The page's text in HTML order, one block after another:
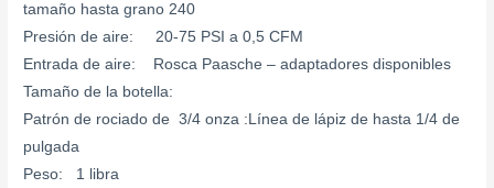
tamaño hasta grano 240
Presión de aire: 20-75 PSI a 0,5 CFM
Entrada de aire: Rosca Paasche – adaptadores disponibles
Tamaño de la botella:
Patrón de rociado de 3/4 onza :Línea de lápiz de hasta 1/4 de
pulgada
Peso: 1 libra